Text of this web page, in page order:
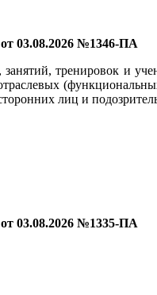
03.08.2026 №1346-ПА
тренировок и
лиц и
03.08.2026 №1335-ПА